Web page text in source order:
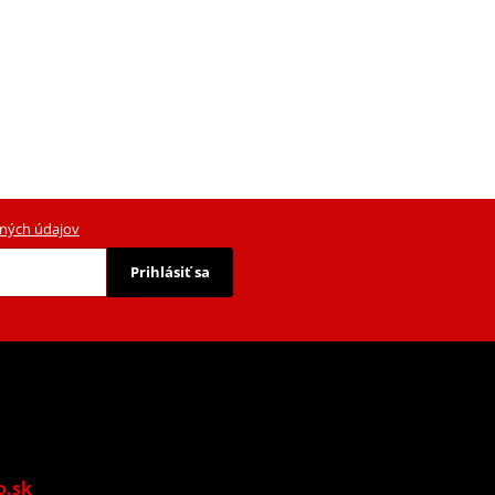
údajov
Prihlásiť sa